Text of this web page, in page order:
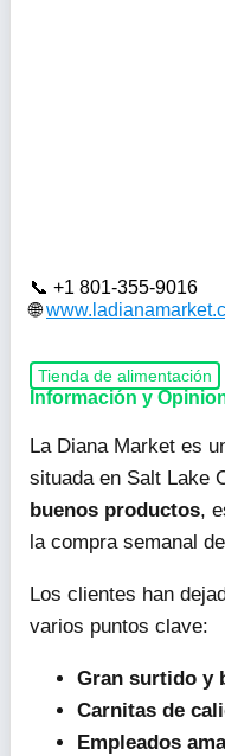
+1 801-355-9016
Tienda de alimentación
Información y
La Diana Market es
situada en Salt Lake
buenos productos,
la compra semanal
Los clientes han
varios puntos clave:
Gran surtido y
Carnitas de
Empleados